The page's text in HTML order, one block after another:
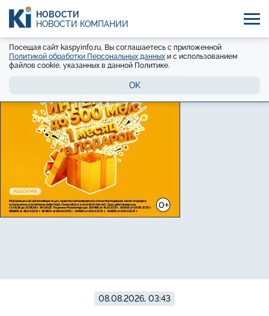
НОВОСТИ
НОВОСТИ КОМПАНИЙ
Посещая сайт kaspyinfo.ru, Вы соглашаетесь с приложенной
Политикой обработки Персональных данных и с использованием
файлов cookie, указанных в данной Политике.
OK
08.08.2026, 03:43